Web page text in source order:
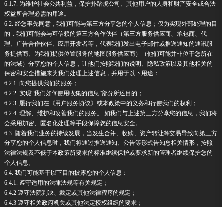
6.1.7. 为维护社会公共利益，保护扑踏虎公司、其他用户的人身和财产安全或合法
权益所合理必需的用途。
6.2. 经您事先同意，我们可能与第三方分享您的个人信息；仅为实现外部处理的目
的，我们可能会与可信赖的第三方合作伙伴（第三方服务供应商、承包商、代
理、广告合作伙伴、应用开发者等，代表我们发出电子邮件或推送通知的通讯服
务提供商、为我们提供位置服务的地图服务供应商）（他们可能并非位于您所在
的法域）分享您的个人信息，让他们按照我们的说明、隐私政策以及其他相关的
保密和安全措施来为我们处理上述信息，并用于以下用途：
6.2.1. 向您提供我们的服务；
6.2.2. 实现“我们如何使用收集的信息”部分所述目的；
6.2.3. 履行我们在《用户服务协议》或本政策中的义务和行使我们的权利；
6.2.4. 理解、维护和改善我们的服务。 如我们与上述第三方分享您的信息，我们将
会采用加密、匿名化处理等手段保障您的信息安全。
6.3. 随着我们业务的持续发展，当发生合并、收购、资产转让等交易导致向第三方
分享您的个人信息时，我们将通过推送通知、公告等形式告知您相关情形，按照
法律法规及不低于本政策所要求的标准继续保护或要求新的管理者继续保护您的
个人信息。
6.4. 我们可能基于以下目的披露您的个人信息：
6.4.1. 遵守适用的法律法规等有关规定；
6.4.2 遵守法院判决、裁定或其他法律程序的规定；
6.4.3 遵守相关政府机关或其他法定授权组织的要求；